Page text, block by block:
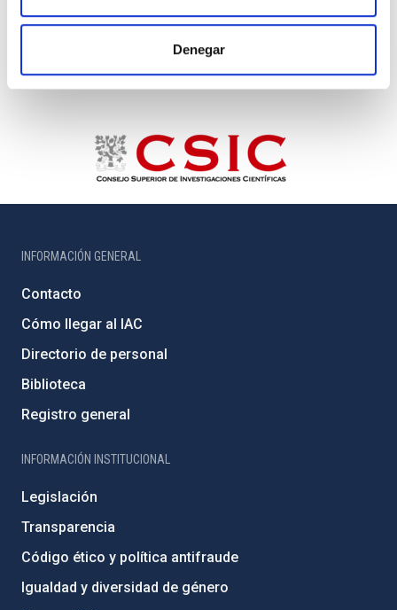
Denegar
INFORMACIÓN GENERAL
Contacto
Cómo llegar al IAC
Directorio de personal
Biblioteca
Registro general
INFORMACIÓN INSTITUCIONAL
Legislación
Transparencia
Código ético y política antifraude
Igualdad y diversidad de género